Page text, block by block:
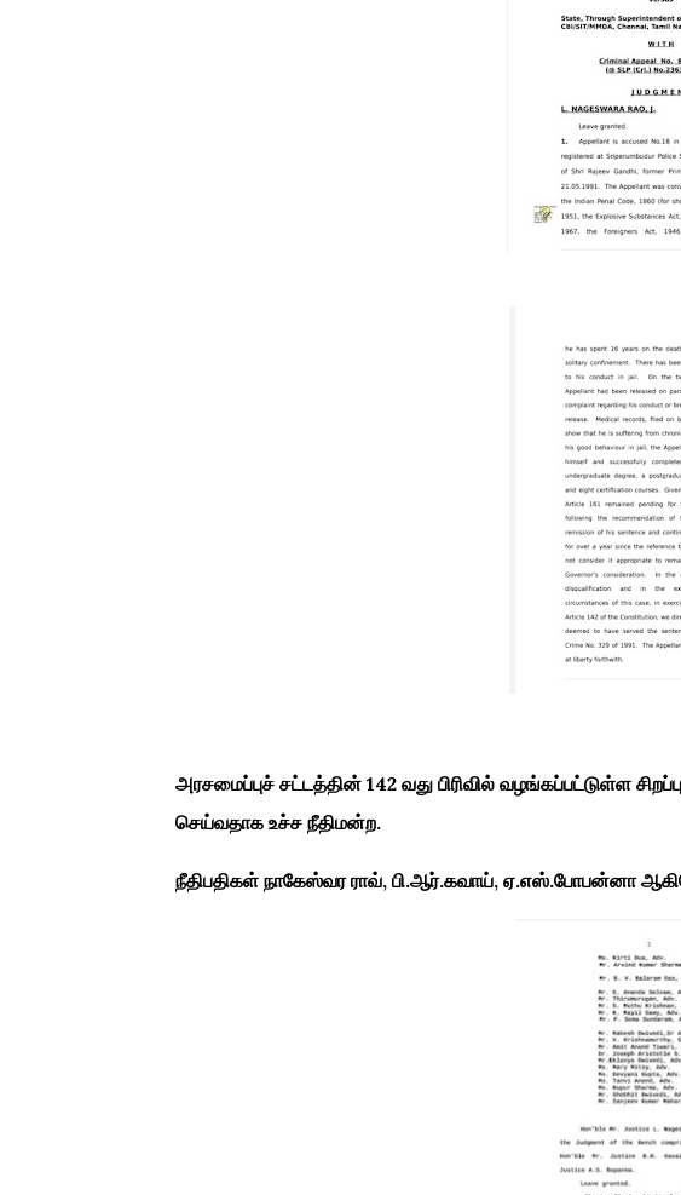
அரசமைப்புச் சட்டத்தின் 142 வது பிரிவில் வழங்கப்பட்டுள்ள
செய்வதாக உச்ச நீதிமன்ற.
நீதிபதிகள் நாகேஸ்வர ராவ், பி.ஆர்.கவாய், ஏ.எஸ்.போபன்னா